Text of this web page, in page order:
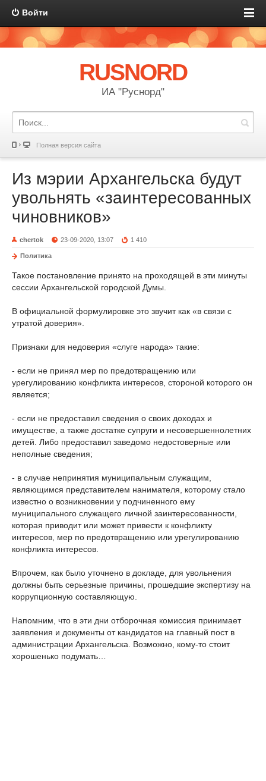
Войти
RUSNORD
ИА "Руснорд"
Полная версия сайта
Из мэрии Архангельска будут
увольнять «заинтересованных
чиновников»
chertok 23-09-2020, 13:07 1 410
Политика
Такое постановление принято на проходящей в эти минуты
сессии Архангельской городской Думы.
В официальной формулировке это звучит как «в связи с
утратой доверия».
Признаки для недоверия «слуге народа» такие:
- если не принял мер по предотвращению или
урегулированию конфликта интересов, стороной которого он
является;
- если не предоставил сведения о своих доходах и
имуществе, а также достатке супруги и несовершеннолетних
детей. Либо предоставил заведомо недостоверные или
неполные сведения;
- в случае непринятия муниципальным служащим,
являющимся представителем нанимателя, которому стало
известно о возникновении у подчиненного ему
муниципального служащего личной заинтересованности,
которая приводит или может привести к конфликту
интересов, мер по предотвращению или урегулированию
конфликта интересов.
Впрочем, как было уточнено в докладе, для увольнения
должны быть серьезные причины, прошедшие экспертизу на
коррупционную составляющую.
Напомним, что в эти дни отборочная комиссия принимает
заявления и документы от кандидатов на главный пост в
администрации Архангельска. Возможно, кому-то стоит
хорошенько подумать…